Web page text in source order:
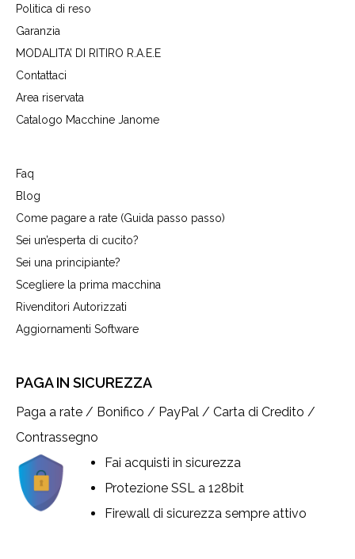
Politica di reso
Garanzia
MODALITA’ DI RITIRO R.A.E.E
Contattaci
Area riservata
Catalogo Macchine Janome
Faq
Blog
Come pagare a rate (Guida passo passo)
Sei un’esperta di cucito?
Sei una principiante?
Scegliere la prima macchina
Rivenditori Autorizzati
Aggiornamenti Software
PAGA IN SICUREZZA
Paga a rate / Bonifico / PayPal / Carta di Credito /
Contrassegno
Fai acquisti in sicurezza
Protezione SSL a 128bit
Firewall di sicurezza sempre attivo